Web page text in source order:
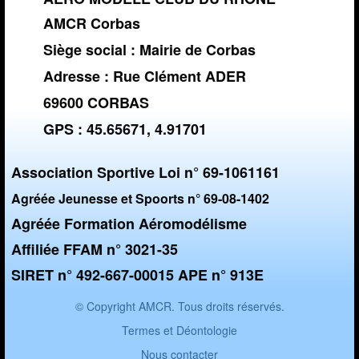
AMCR Corbas
Siège social : Mairie de Corbas
Adresse : Rue Clément ADER
69600 CORBAS
GPS : 45.65671, 4.91701
Association Sportive Loi n° 69-1061161
Agréée Jeunesse et Spoorts n° 69-08-1402
Agréée Formation Aéromodélisme
Affiliée FFAM n° 3021-35
SIRET n° 492-667-00015 APE n° 913E
© Copyright AMCR. Tous droits réservés.
Termes et Déontologie
Nous contacter